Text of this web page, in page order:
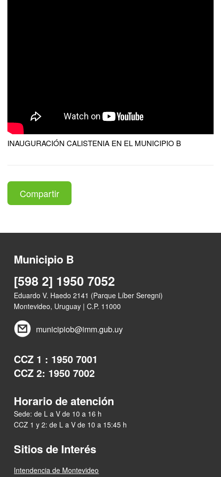
INAUGURACIÓN CALISTENIA EN EL MUNICIPIO B
Compartir
Municipio B
[598 2] 1950 7052
Eduardo V. Haedo 2141 (Parque Líber Seregni)
Montevideo, Uruguay | C.P. 11000
municipiob@imm.gub.uy
CCZ 1 : 1950 7001
CCZ 2: 1950 7002
Horario de atención
Sede: de L a V de 10 a 16 h
CCZ 1 y 2: de L a V de 10 a 15:45 h
Sitios de Interés
Intendencia de Montevideo